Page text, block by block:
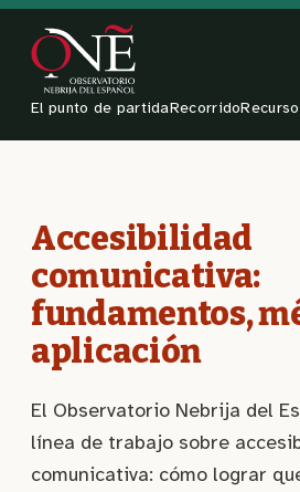
Saltar
contenido
El punto de partidaRecorrido
Accesibilidad
comunicativa:
fundamentos,
aplicación
El Observatorio Nebrija del
línea de trabajo sobre
comunicativa: cómo lograr